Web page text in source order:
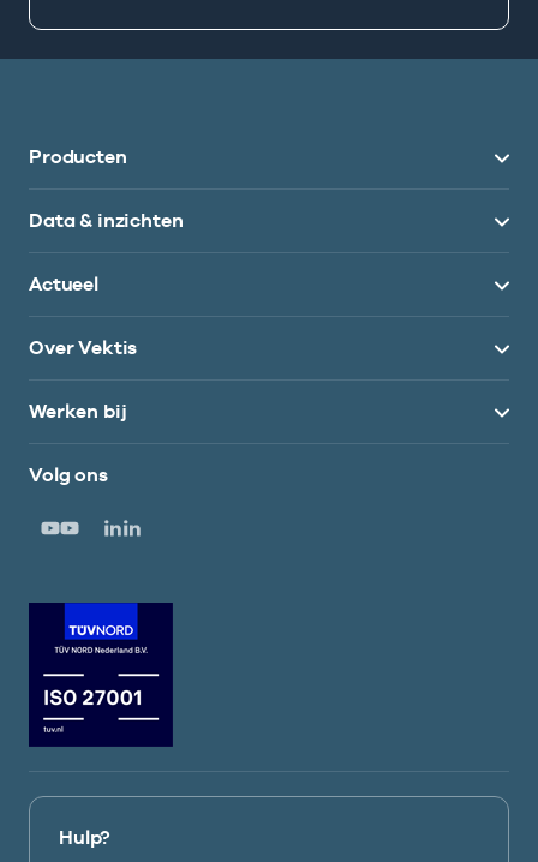
Producten
Data & inzichten
Actueel
Over Vektis
Werken bij
Volg ons
Hulp?